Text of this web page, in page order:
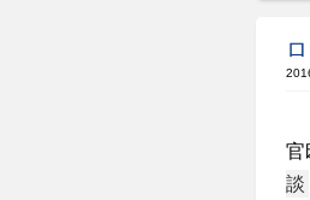
官
談